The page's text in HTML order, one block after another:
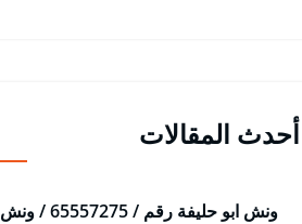
أحدث المقالات
ونش ابو حليفة رقم / 65557275 / ونش